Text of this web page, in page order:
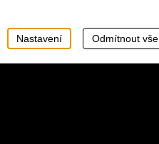
Nastavení Odmítnout vše